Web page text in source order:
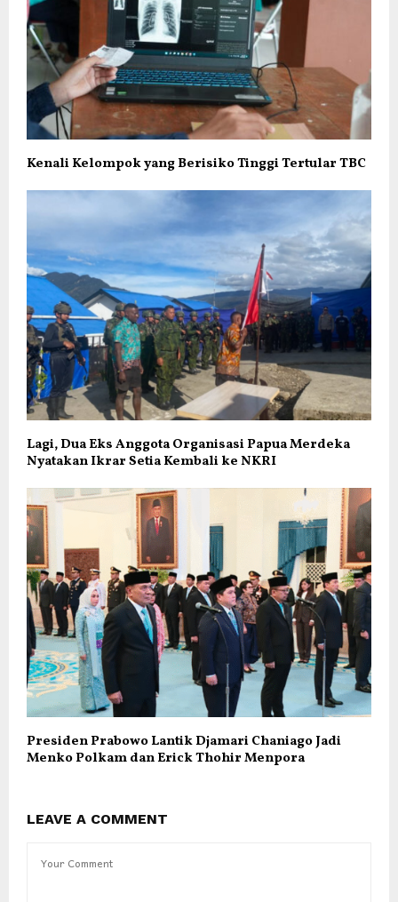
Kenali Kelompok yang Berisiko Tinggi Tertular TBC
Lagi, Dua Eks Anggota Organisasi Papua Merdeka
Nyatakan Ikrar Setia Kembali ke NKRI
Presiden Prabowo Lantik Djamari Chaniago Jadi
Menko Polkam dan Erick Thohir Menpora
LEAVE A COMMENT